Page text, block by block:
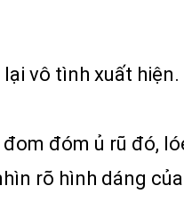
vô tình xuất hiện.
đóm ủ rũ đó,
rõ hình dáng